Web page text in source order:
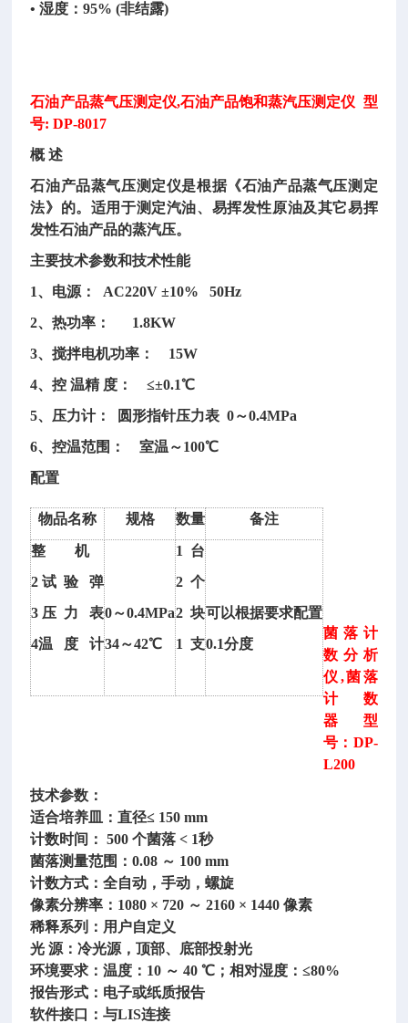
• 湿度：95% (非结露)
石油产品蒸气压测定仪,石油产品饱和蒸汽压测定仪 型
号: DP-8017
概 述
石油产品蒸气压测定仪是根据《石油产品蒸气压测定
法》的。适用于测定汽油、易挥发性原油及其它易挥
发性石油产品的蒸汽压。
主要技术参数和技术性能
1、电源： AC220V ±10% 50Hz
2、热功率： 1.8KW
3、搅拌电机功率： 15W
4、控 温精 度： ≤±0.1℃
5、压力计： 圆形指针压力表 0～0.4MPa
6、控温范围： 室温～100℃
配置
物品名称 规格 数量 备注
整 机
2 试 验 弹
3 压 力 表
4温 度 计
0～0.4MPa
34～42℃
1 台
2 个
2 块
1 支
可以根据要求配置
0.1分度
菌落计
数分析
仪 ,菌落
计数
器 型
号：DP-
L200
技术参数：
适合培养皿：直径≤ 150 mm
计数时间： 500 个菌落 < 1秒
菌落测量范围：0.08 ～ 100 mm
计数方式：全自动，手动，螺旋
像素分辨率： 1080 × 720 ～ 2160 × 1440 像素
稀释系列：用户自定义
光 源：冷光源，顶部、底部投射光
环境要求：温度： 10 ～ 40 ℃；相对湿度：≤80%
报告形式：电子或纸质报告
软件接口：与LIS连接